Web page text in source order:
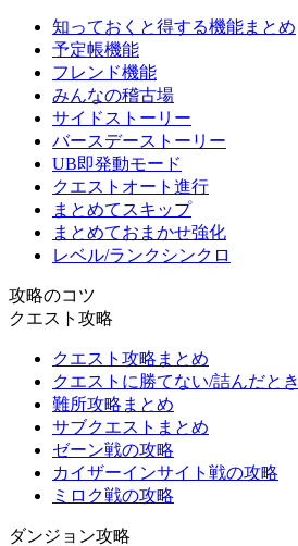
知っておくと得する機能まとめ
予定帳機能
フレンド機能
みんなの稽古場
サイドストーリー
バースデーストーリー
UB即発動モード
クエストオート進行
まとめてスキップ
まとめておまかせ強化
レベル/ランクシンクロ
攻略のコツ
クエスト攻略
クエスト攻略まとめ
クエストに勝てない/詰んだとき
難所攻略まとめ
サブクエストまとめ
ゼーン戦の攻略
カイザーインサイト戦の攻略
ミロク戦の攻略
ダンジョン攻略